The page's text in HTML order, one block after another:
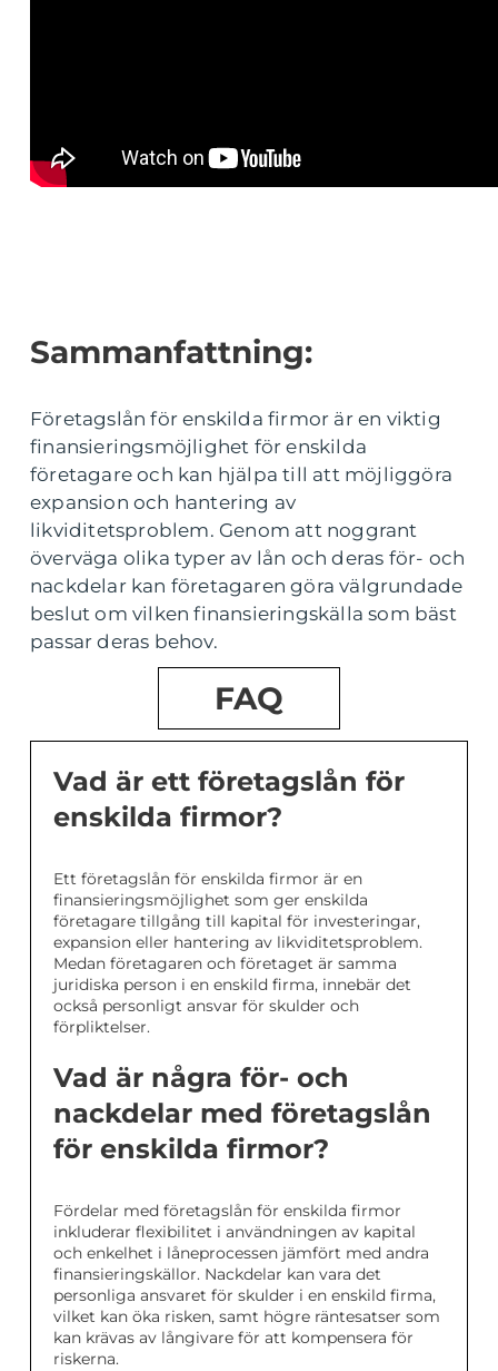
Sammanfattning:
Företagslån för enskilda firmor är en viktig
finansieringsmöjlighet för enskilda
företagare och kan hjälpa till att möjliggöra
expansion och hantering av
likviditetsproblem. Genom att noggrant
överväga olika typer av lån och deras för- och
nackdelar kan företagaren göra välgrundade
beslut om vilken finansieringskälla som bäst
passar deras behov.
FAQ
Vad är ett företagslån för
enskilda firmor?
Ett företagslån för enskilda firmor är en
finansieringsmöjlighet som ger enskilda
företagare tillgång till kapital för investeringar,
expansion eller hantering av likviditetsproblem.
Medan företagaren och företaget är samma
juridiska person i en enskild firma, innebär det
också personligt ansvar för skulder och
förpliktelser.
Vad är några för- och
nackdelar med företagslån
för enskilda firmor?
Fördelar med företagslån för enskilda firmor
inkluderar flexibilitet i användningen av kapital
och enkelhet i låneprocessen jämfört med andra
finansieringskällor. Nackdelar kan vara det
personliga ansvaret för skulder i en enskild firma,
vilket kan öka risken, samt högre räntesatser som
kan krävas av långivare för att kompensera för
riskerna.